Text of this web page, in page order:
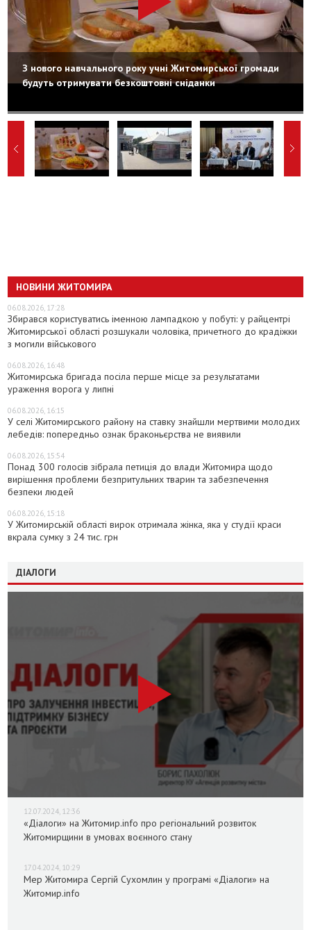
З нового навчального року учні Житомирської громади
будуть отримувати безкоштовні сніданки
НОВИНИ ЖИТОМИРА
06.08.2026, 17:28
Збирався користуватись іменною лампадкою у побуті: у райцентрі
Житомирської області розшукали чоловіка, причетного до крадіжки
з могили військового
06.08.2026, 16:48
Житомирська бригада посіла перше місце за результатами
ураження ворога у липні
06.08.2026, 16:15
У селі Житомирського району на ставку знайшли мертвими молодих
лебедів: попередньо ознак браконьєрства не виявили
06.08.2026, 15:54
Понад 300 голосів зібрала петиція до влади Житомира щодо
вирішення проблеми безпритульних тварин та забезпечення
безпеки людей
06.08.2026, 15:18
У Житомирській області вирок отримала жінка, яка у студії краси
вкрала сумку з 24 тис. грн
ДІАЛОГИ
12.07.2024, 12:36
«Діалоги» на Житомир.info про регіональний розвиток
Житомирщини в умовах воєнного стану
17.04.2024, 10:29
Мер Житомира Сергій Сухомлин у програмі «Діалоги» на
Житомир.info